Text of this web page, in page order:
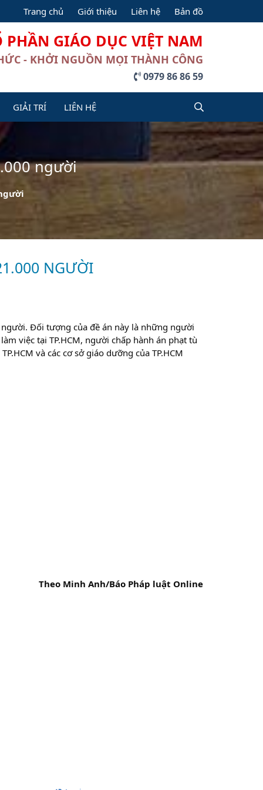
Trang chủ Giới thiệu Liên hệ Bản đồ
PHẦN GIÁO DỤC VIỆT NAM
- KHỞI NGUỒN MỌI THÀNH CÔNG
0979 86 86 59
GIẢI TRÍ LIÊN HỆ
người
NGƯỜI
Đối tượng của đề án này là những người
việc tại TP.HCM, người chấp hành án phạt tù
và các cơ sở giáo dưỡng của TP.HCM
Theo Minh Anh/Báo Pháp luật Online